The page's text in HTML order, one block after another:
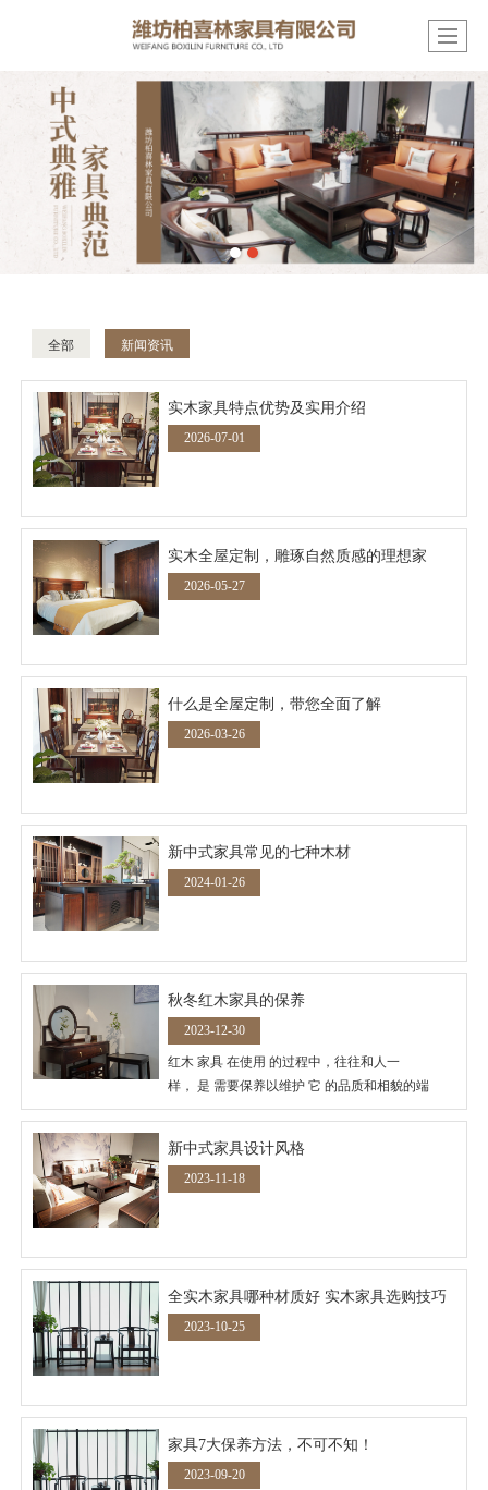
全部 新闻资讯
实木家具特点优势及实用介绍
2026-07-01
实木全屋定制，雕琢自然质感的理想家
2026-05-27
什么是全屋定制，带您全面了解
2026-03-26
新中式家具常见的七种木材
2024-01-26
秋冬红木家具的保养
2023-12-30
红木 家具 在使用 的过程中，往往和人一
样， 是 需要保养以维护 它 的品质和相貌的端
庄。 红木家具 使用得体，保养上路，往往使得红
秋冬季节，家具保养非常关键，在面对阳光、空
气、温差及季节变化等因素，搬运、摆放、运
新中式家具设计风格
2023-11-18
全实木家具哪种材质好 实木家具选购技巧
2023-10-25
家具7大保养方法，不可不知！
2023-09-20